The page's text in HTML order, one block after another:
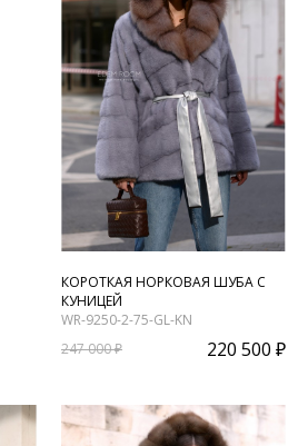
КОРОТКАЯ НОРКОВАЯ ШУБА С
КУНИЦЕЙ
WR-9250-2-75-GL-KN
247 000 ₽
220 500 ₽